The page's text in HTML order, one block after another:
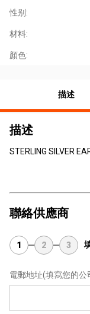
性别:
材料:
顏色:
描述
描述
STERLING SILVER
聯絡供應商
1 2 3
電郵地址(填寫您的公